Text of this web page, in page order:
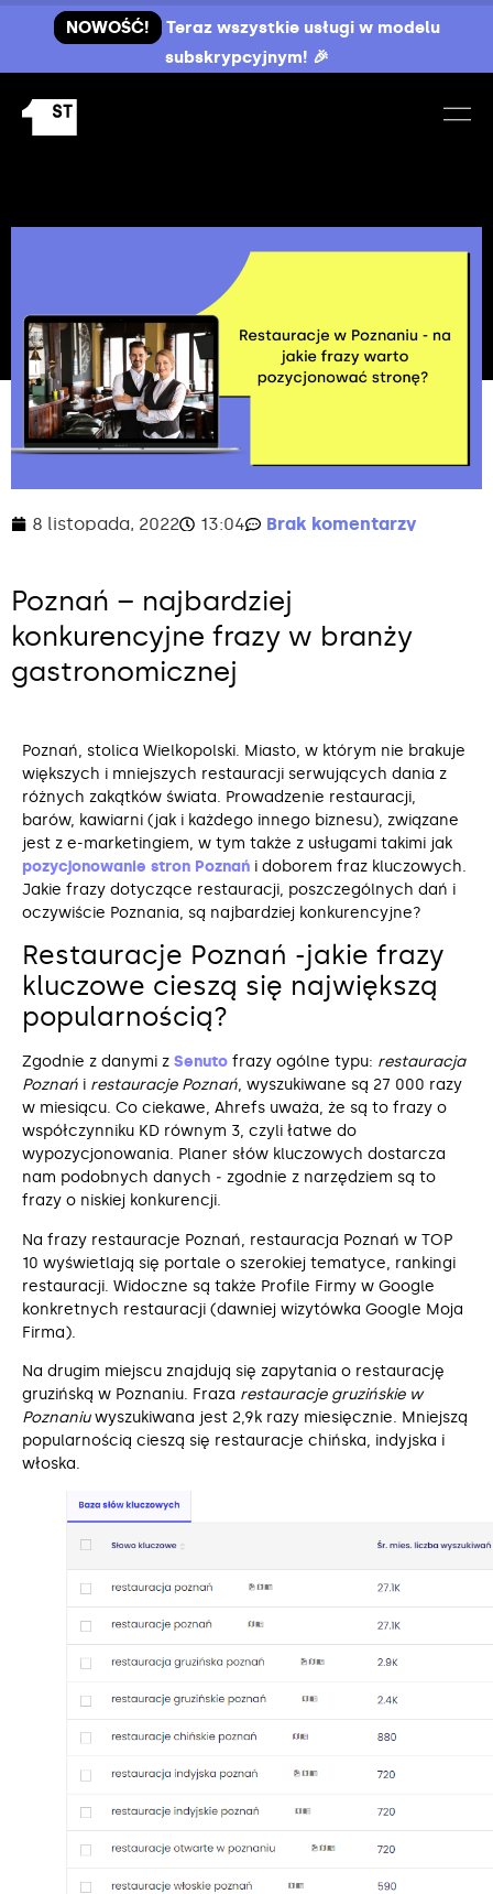
NOWOŚĆ!
Teraz wszystkie usługi w modelu
subskrypcyjnym! 🎉
8 listopada, 2022 13:04 Brak komentarzy
Poznań – najbardziej
konkurencyjne frazy w branży
gastronomicznej
Poznań, stolica Wielkopolski. Miasto, w którym nie brakuje
większych i mniejszych restauracji serwujących dania z
różnych zakątków świata. Prowadzenie restauracji,
barów, kawiarni (jak i każdego innego biznesu), związane
jest z e-marketingiem, w tym także z usługami takimi jak
pozycjonowanie stron Poznań i doborem fraz kluczowych.
Jakie frazy dotyczące restauracji, poszczególnych dań i
oczywiście Poznania, są najbardziej konkurencyjne?
Restauracje Poznań -jakie frazy
kluczowe cieszą się największą
popularnością?
Zgodnie z danymi z Senuto frazy ogólne typu: restauracja
Poznań i restauracje Poznań, wyszukiwane są 27 000 razy
w miesiącu. Co ciekawe, Ahrefs uważa, że są to frazy o
współczynniku KD równym 3, czyli łatwe do
wypozycjonowania. Planer słów kluczowych dostarcza
nam podobnych danych ‒ zgodnie z narzędziem są to
frazy o niskiej konkurencji.
Na frazy restauracje Poznań, restauracja Poznań w TOP
10 wyświetlają się portale o szerokiej tematyce, rankingi
restauracji. Widoczne są także Profile Firmy w Google
konkretnych restauracji (dawniej wizytówka Google Moja
Firma).
Na drugim miejscu znajdują się zapytania o restaurację
gruzińską w Poznaniu. Fraza restauracje gruzińskie w
Poznaniuwyszukiwana jest 2,9k razy miesięcznie. Mniejszą
popularnością cieszą się restauracje chińska, indyjska i
włoska.